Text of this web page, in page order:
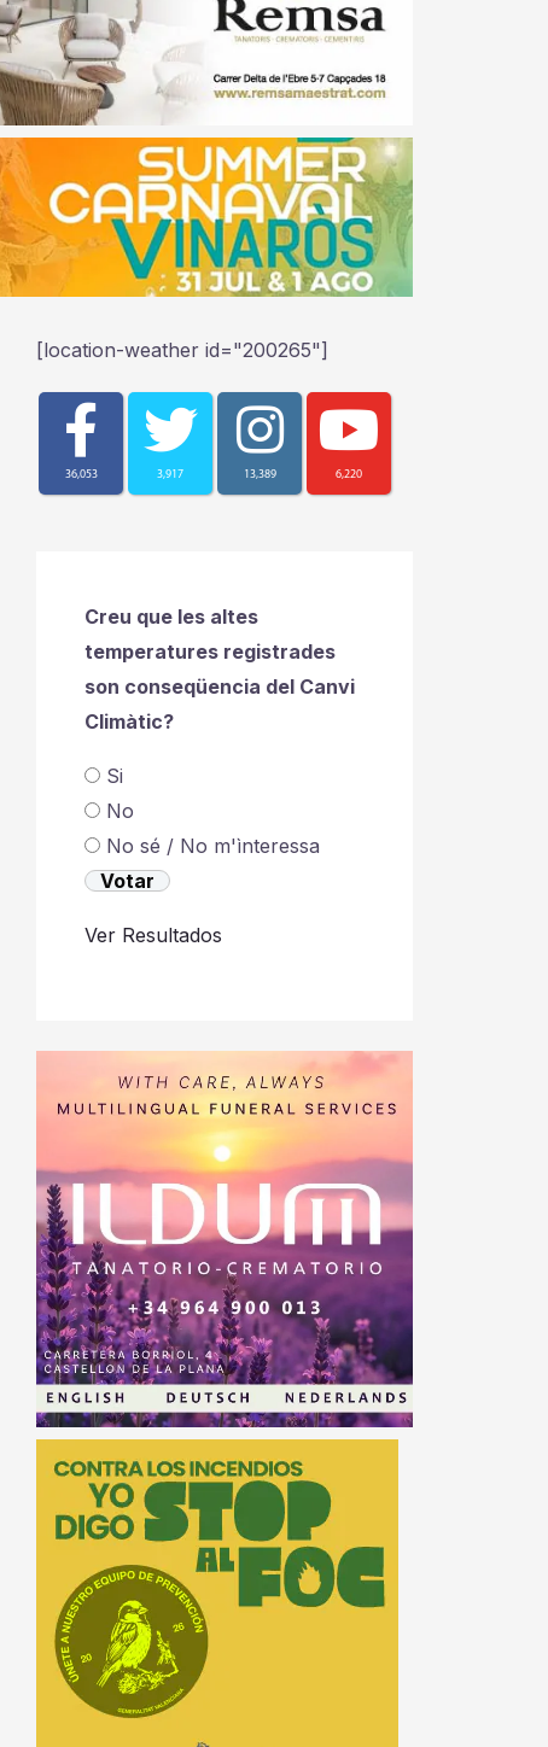
[location-weather id="200265"]
36,053 3,917 13,389 6,220
Creu que les altes
temperatures registrades
son conseqüencia del Canvi
Climàtic?
Si
No
No sé / No m'ìnteressa
Ver Resultados